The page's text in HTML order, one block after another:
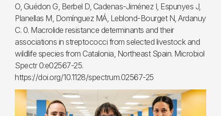
O, Guédon G, Berbel D, Cadenas-Jiménez I, Espunyes J,
Planellas M, Domínguez MÁ, Leblond-Bourget N, Ardanuy
C. 0. Macrolide resistance determinants and their
associations in streptococci from selected livestock and
wildlife species from Catalonia, Northeast Spain. Microbiol
Spectr 0:e02567-25.
https://doi.org/10.1128/spectrum.02567-25